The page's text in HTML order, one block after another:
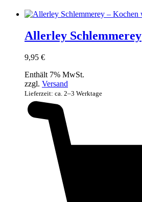
Allerley Schlemmerey
9,95 €
Enthält 7% MwSt.
zzgl. Versand
Lieferzeit: ca. 2–3 Werktage